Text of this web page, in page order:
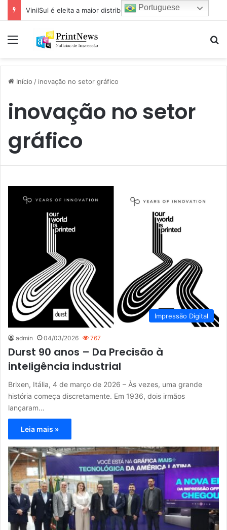
Menu
Início / inovação no setor gráfico
inovação no setor
gráfico
Impressão Digital
admin 04/03/2026 767
Durst 90 anos – Da Precisão à
inteligência industrial
Brixen, Itália, 4 de março de 2026 – Às vezes, uma grande
história começa discretamente. Em 1936, dois irmãos
lançaram…
Leia mais »
Portuguese